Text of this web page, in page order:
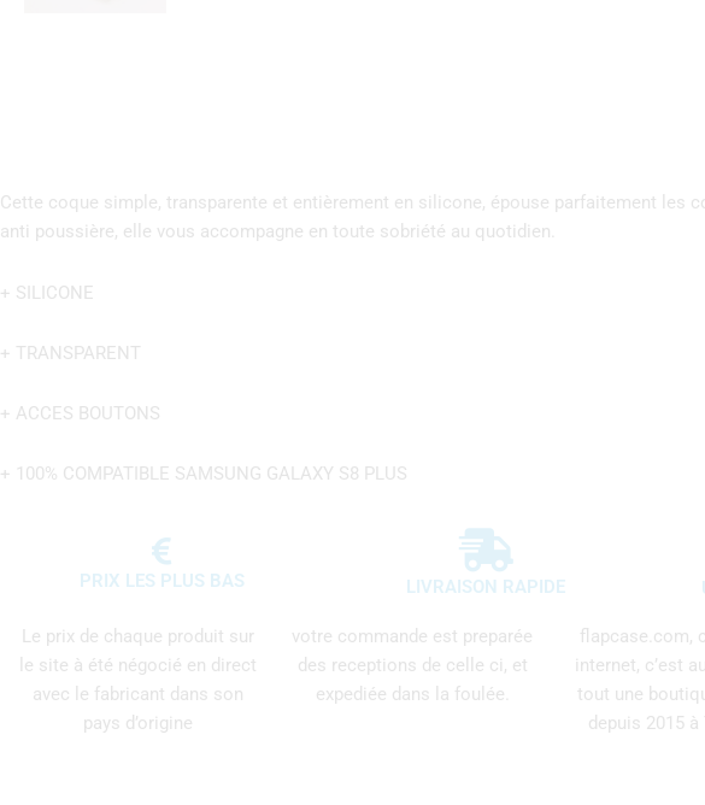
Cette coque simple, transparente et entièrement en silicone, épouse parfaitement
anti poussière, elle vous accompagne en toute sobriété au quotidien.
+ SILICONE
+ TRANSPARENT
+ ACCES BOUTONS
+ 100% COMPATIBLE SAMSUNG GALAXY S8 PLUS
PRIX LES PLUS BAS LIVRAISON RAPIDE
Le prix de chaque produit sur
le site à été négocié en direct
avec le fabricant dans son
pays d’origine
votre commande est preparée
des receptions de celle ci, et
expediée dans la foulée.
flapcase.com,
internet, c’est
tout une
depuis 2015 à